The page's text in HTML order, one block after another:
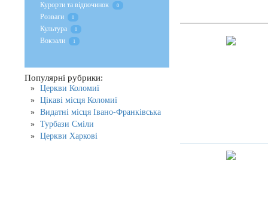
Курорти та відпочинок 0
Розваги 0
Культура 0
Вокзали 1
Популярні рубрики:
Церкви Коломиї
Цікаві місця Коломиї
Видатні місця Івано-Франківська
Турбази Сміли
Церкви Харкові